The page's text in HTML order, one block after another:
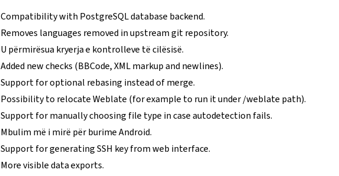
Compatibility with PostgreSQL database backend.
Removes languages removed in upstream git repository.
U përmirësua kryerja e kontrolleve të cilësisë.
Added new checks (BBCode, XML markup and newlines).
Support for optional rebasing instead of merge.
Possibility to relocate Weblate (for example to run it under /weblate path).
Support for manually choosing file type in case autodetection fails.
Mbulim më i mirë për burime Android.
Support for generating SSH key from web interface.
More visible data exports.